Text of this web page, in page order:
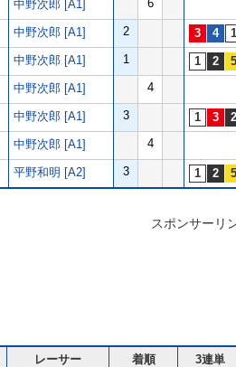
中野次郎 [A1] 6
中野次郎 [A1] 2
中野次郎 [A1] 1
中野次郎 [A1] 4
中野次郎 [A1] 3
中野次郎 [A1] 4
平野和明 [A2] 3
スポンサーリ
レーサー 着順
3連単